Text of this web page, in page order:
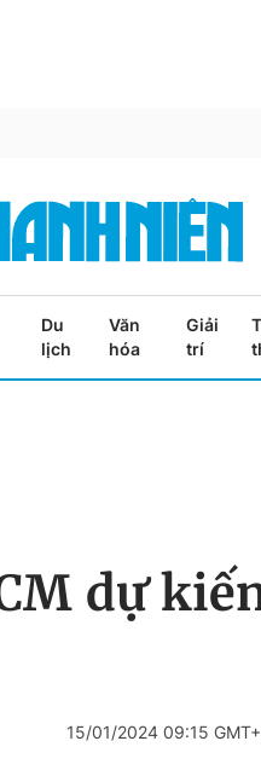
Du
lịch
Văn
hóa
Giải
trí
dự
15/01/2024 09:15